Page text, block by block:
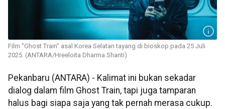
Film "Ghost Train" asal Korea Selatan tayang di bioskop pada 25 Juli
2025. (ANTARA/Hreeloita Dharma Shanti)
Pekanbaru (ANTARA) - Kalimat ini bukan sekadar
dialog dalam film Ghost Train, tapi juga tamparan
halus bagi siapa saja yang tak pernah merasa cukup.